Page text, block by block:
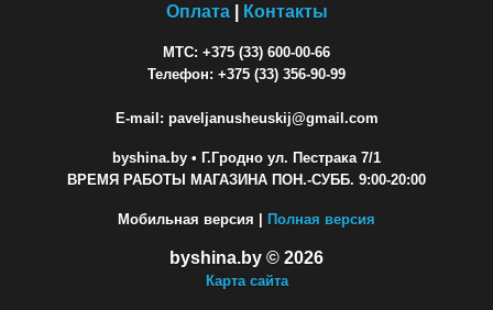
Оплата| Контакты
МТС: +375 (33) 600-00-66
Телефон: +375 (33) 356-90-99
E-mail: paveljanusheuskij@gmail.com
byshina.by • Г.Гродно ул. Пестрака 7/1
ВРЕМЯ РАБОТЫ МАГАЗИНА ПОН.-СУББ. 9:00-20:00
Мобильная версия | Полная версия
byshina.by © 2026
Карта сайта